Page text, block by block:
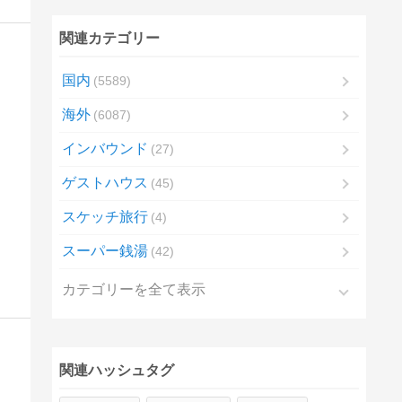
関連カテゴリー
国内 5589
海外 6087
インバウンド 27
ゲストハウス 45
スケッチ旅行 4
スーパー銭湯 42
カテゴリーを全て表示
関連ハッシュタグ